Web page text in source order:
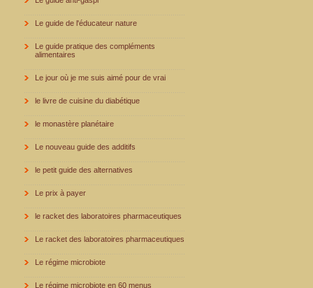
Le guide de l'éducateur nature
Le guide pratique des compléments
alimentaires
Le jour où je me suis aimé pour de vrai
le livre de cuisine du diabétique
le monastère planétaire
Le nouveau guide des additifs
le petit guide des alternatives
Le prix à payer
le racket des laboratoires pharmaceutiques
Le racket des laboratoires pharmaceutiques
Le régime microbiote
Le régime microbiote en 60 menus